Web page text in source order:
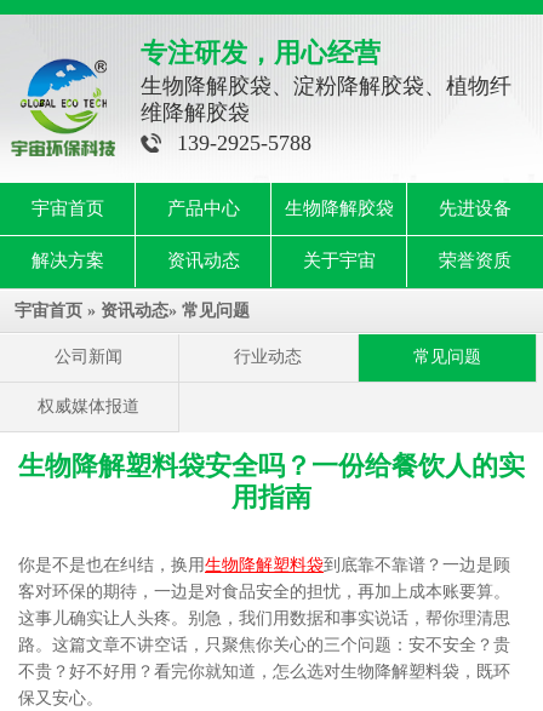
专注研发，用心经营
生物降解胶袋、淀粉降解胶袋、植物纤
维降解胶袋
139-2925-5788
宇宙首页 产品中心 生物降解胶袋 先进设备
解决方案 资讯动态 关于宇宙 荣誉资质
宇宙首页 » 资讯动态» 常见问题
公司新闻 行业动态 常见问题
权威媒体报道
生物降解塑料袋安全吗？一份给餐饮人的实
用指南
你是不是也在纠结，换用生物降解塑料袋到底靠不靠谱？一边是顾
客对环保的期待，一边是对食品安全的担忧，再加上成本账要算。
这事儿确实让人头疼。别急，我们用数据和事实说话，帮你理清思
路。这篇文章不讲空话，只聚焦你关心的三个问题：安不安全？贵
不贵？好不好用？看完你就知道，怎么选对生物降解塑料袋，既环
保又安心。